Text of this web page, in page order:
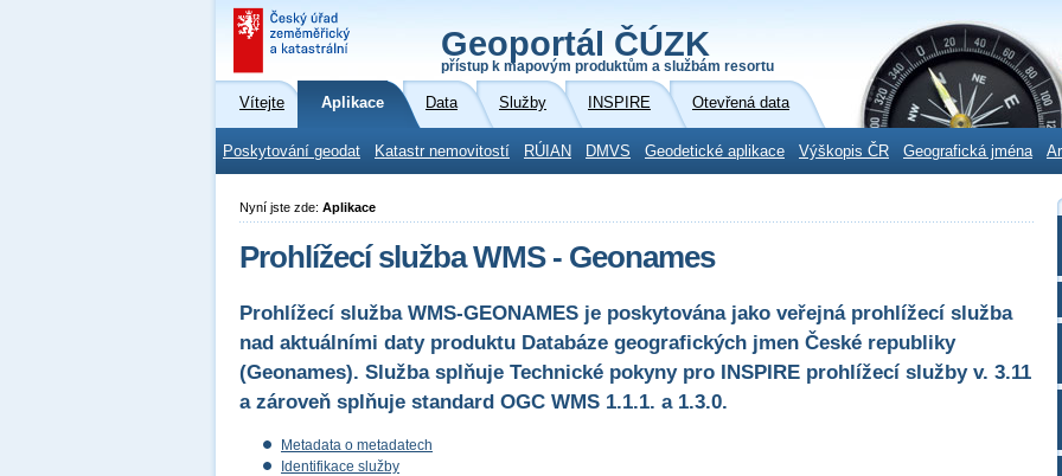
Geoportál ČÚZK
přístup k mapovým produktům a službám resortu
Vítejte Aplikace Data Služby INSPIRE Otevřená data
Poskytování geodat Katastr nemovitostí RÚIAN DMVS Geodetické aplikace Výškopis ČR Geografická jména
Nyní jste zde: Aplikace
Prohlížecí služba WMS - Geonames
Prohlížecí služba WMS-GEONAMES je poskytována jako veřejná prohlížecí služba
nad aktuálními daty produktu Databáze geografických jmen České republiky
(Geonames). Služba splňuje Technické pokyny pro INSPIRE prohlížecí služby v. 3.11
a zároveň splňuje standard OGC WMS 1.1.1. a 1.3.0.
Metadata o metadatech
Identifikace služby